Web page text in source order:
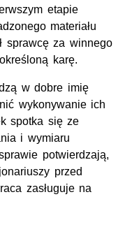
etapie
materiału
sprawcę za winnego
karę.
w dobre imię
wykonywanie ich
spotka się ze
i wymiaru
potwierdzają,
przed
zasługuje na